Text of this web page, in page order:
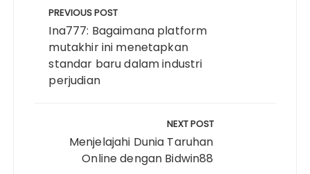
navigation
PREVIOUS POST
Ina777: Bagaimana platform
mutakhir ini menetapkan
standar baru dalam industri
perjudian
NEXT POST
Menjelajahi Dunia Taruhan
Online dengan Bidwin88